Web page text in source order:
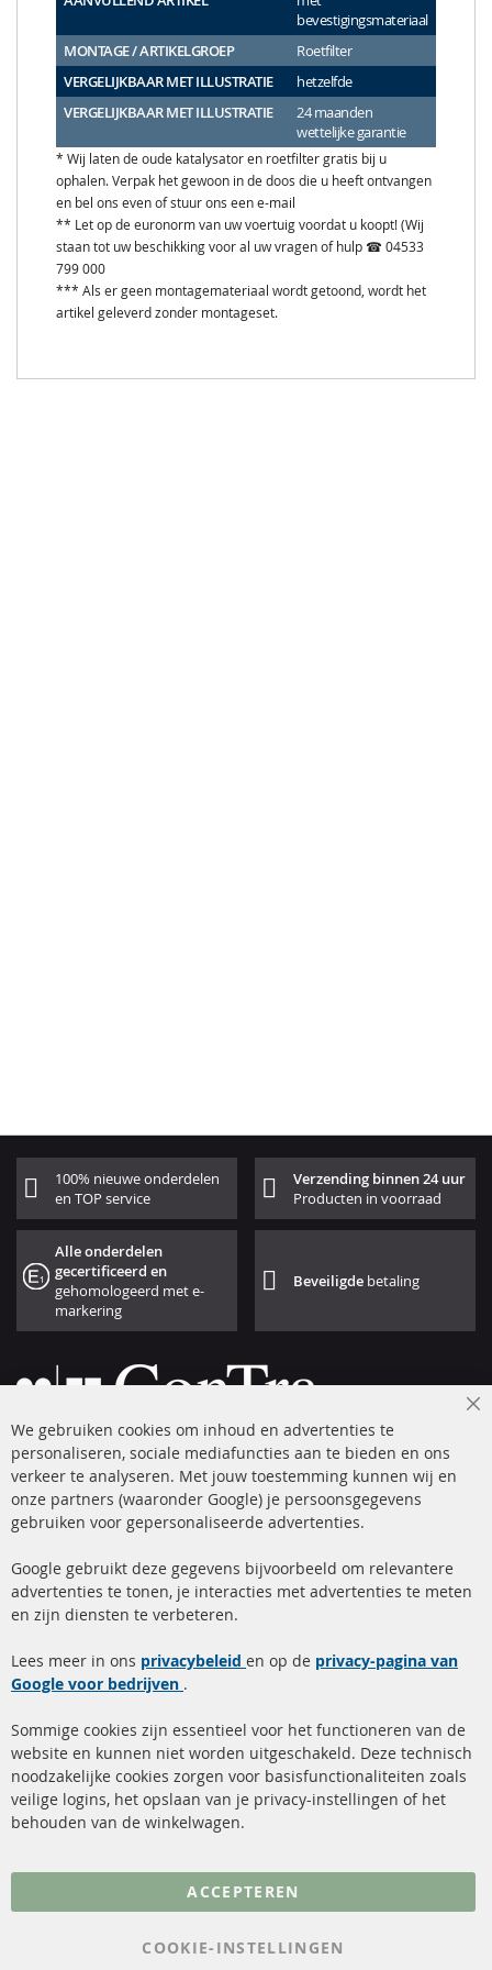
bevestigingsmateriaal
MONTAGE / ARTIKELGROEP
Roetfilter
VERGELIJKBAAR MET ILLUSTRATIE
hetzelfde
VERGELIJKBAAR MET ILLUSTRATIE
24 maanden
wettelijke garantie
* Wij laten de oude katalysator en roetfilter gratis bij u
ophalen. Verpak het gewoon in de doos die u heeft ontvangen
en bel ons even of stuur ons een e-mail
** Let op de euronorm van uw voertuig voordat u koopt! (Wij
staan tot uw beschikking voor al uw vragen of hulp ☎ 04533
799 000
*** Als er geen montagemateriaal wordt getoond, wordt het
artikel geleverd zonder montageset.
100% nieuwe onderdelen
en TOP service
Verzending binnen 24 uur
Producten in voorraad
Alle onderdelen
gecertificeerd en
gehomologeerd met e-
markering
Beveiligde betaling
+49 (0) 4533 799 00 0
ma-do: 09-17 u, vr Fr 09-16 u
info@contra-automotive.de
facebook
instagram
Snelle links
Roetfilter reiniging
Katalysator (KAT)
sensoren
FAQ
Kundenservice
Verzendingskosten
Contact
Annuleer contract
Gegevensbescherming
We gebruiken cookies om inhoud en advertenties te
personaliseren, sociale mediafuncties aan te bieden en ons
verkeer te analyseren. Met jouw toestemming kunnen wij en
onze partners (waaronder Google) je persoonsgegevens
gebruiken voor gepersonaliseerde advertenties.
Google gebruikt deze gegevens bijvoorbeeld om relevantere
advertenties te tonen, je interacties met advertenties te meten
en zijn diensten te verbeteren.
Lees meer in ons privacybeleid en op de privacy-pagina van
Google voor bedrijven .
Sommige cookies zijn essentieel voor het functioneren van de
website en kunnen niet worden uitgeschakeld. Deze technisch
noodzakelijke cookies zorgen voor basisfunctionaliteiten zoals
veilige logins, het opslaan van je privacy-instellingen of het
behouden van de winkelwagen.
ACCEPTEREN
COOKIE-INSTELLINGEN